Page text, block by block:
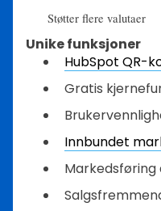
Støtter flere valutaer
Unike funksjoner
HubSpot QR-
Gratis
Innbundet